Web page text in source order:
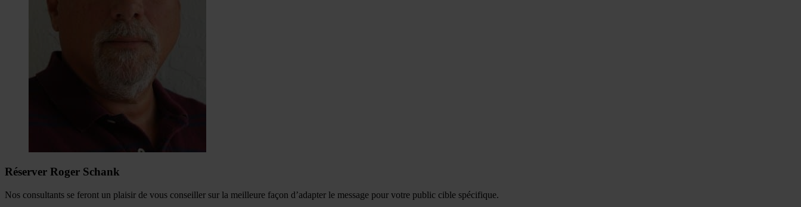
Réserver Roger Schank
Nos consultants se feront un plaisir de vous conseiller sur la meilleure façon d’adapter le message pour votre public cible spécifique.